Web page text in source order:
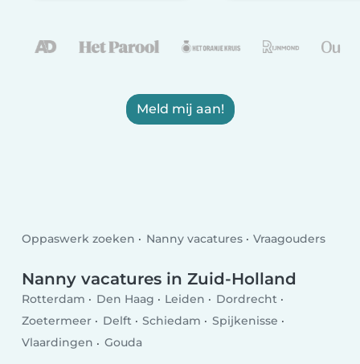
Meld mij aan!
Oppaswerk zoeken Nanny vacatures Vraagouders
Nanny vacatures in Zuid-Holland
Rotterdam Den Haag Leiden
Dordrecht
Zoetermeer
Delft Schiedam
Spijkenisse
Vlaardingen
Gouda